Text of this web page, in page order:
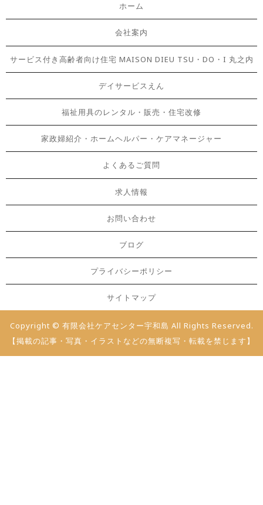
ホーム
会社案内
サービス付き高齢者向け住宅 MAISON DIEU TSU・DO・I 丸之内
デイサービスえん
福祉用具のレンタル・販売・住宅改修
家政婦紹介・ホームヘルパー・ケアマネージャー
よくあるご質問
求人情報
お問い合わせ
ブログ
プライバシーポリシー
サイトマップ
Copyright © 有限会社ケアセンター宇和島 All Rights Reserved.
【掲載の記事・写真・イラストなどの無断複写・転載を禁じます】